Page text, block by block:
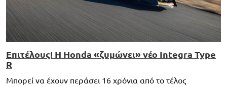
Επιτέλους! Η Honda «ζυμώνει» νέο Integra Type
R
Μπορεί να έχουν περάσει 16 χρόνια από το τέλος